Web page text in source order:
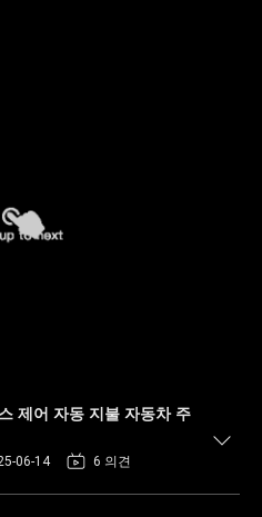
제어 자동 지불 자동차 주
06-14 6 의견